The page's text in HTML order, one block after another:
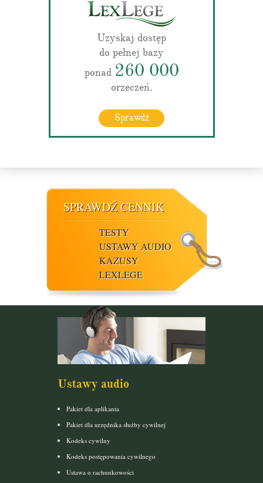
Uzyskaj dostęp
do pełnej bazy
ponad 260 000
orzeczeń.
Sprawdź
SPRAWDŹ CENNIK
TESTY
USTAWY AUDIO
KAZUSY
LEXLEGE
Ustawy audio
Pakiet dla aplikanta
Pakiet dla urzędnika służby cywilnej
Kodeks cywilny
Kodeks postępowania cywilnego
Ustawa o rachunkowości